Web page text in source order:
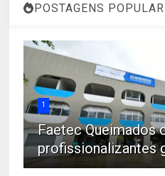
POSTAGENS
1
Faetec Queimados
profissionalizantes